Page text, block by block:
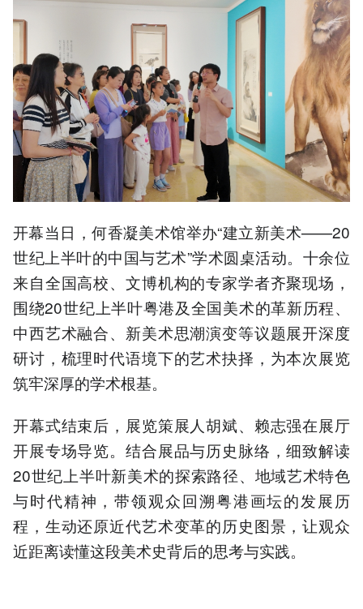
开幕当日，何香凝美术馆举办“建立新美术——20
世纪上半叶的中国与艺术”学术圆桌活动。十余位
来自全国高校、文博机构的专家学者齐聚现场，
围绕20世纪上半叶粤港及全国美术的革新历程、
中西艺术融合、新美术思潮演变等议题展开深度
研讨，梳理时代语境下的艺术抉择，为本次展览
筑牢深厚的学术根基。
开幕式结束后，展览策展人胡斌、赖志强在展厅
开展专场导览。结合展品与历史脉络，细致解读
20世纪上半叶新美术的探索路径、地域艺术特色
与时代精神，带领观众回溯粤港画坛的发展历
程，生动还原近代艺术变革的历史图景，让观众
近距离读懂这段美术史背后的思考与实践。